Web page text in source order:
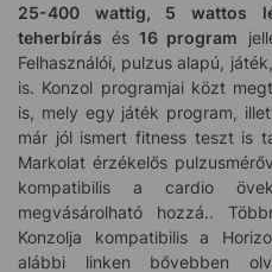
25-400 wattig, 5 wattos
teherbírás és16 program
Felhasználói, pulzus alapú,
is. Konzol programjai közt
is, mely egy játék program,
már jól ismert fitness teszt is
Markolat érzékelős
kompatibilis a cardio
megvásárolható hozzá..
Konzolja kompatibilis a
alábbi linken bővebben